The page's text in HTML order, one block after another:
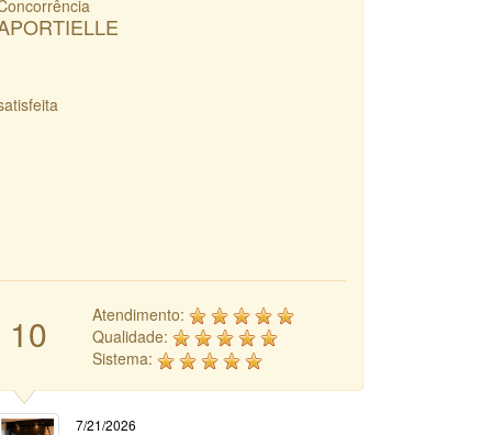
10
Atendimento:
Qualidade:
Sistema:
7/21/2026